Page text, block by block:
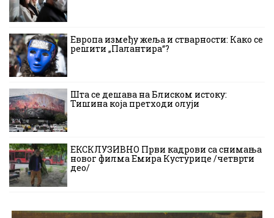
Европа између жеља и стварности: Како се
решити „Палантира“?
Шта се дешава на Блиском истоку:
Тишина која претходи олуји
ЕКСКЛУЗИВНО Први кадрови са снимања
новог филма Емира Кустурице /четврти
део/